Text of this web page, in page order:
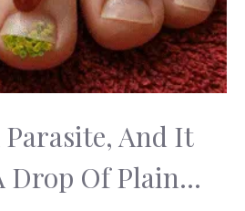
And It
Drop Of Plain...